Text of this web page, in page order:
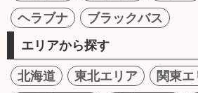
ヘラブナ
ブラックバス
エリアから探す
北海道 東北エリア
関東エ